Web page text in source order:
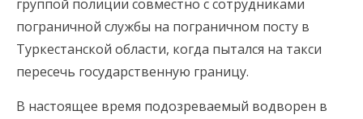
группой полиции совместно с сотрудниками
пограничной службы на пограничном посту в
Туркестанской области, когда пытался на такси
пересечь государственную границу.
В настоящее время подозреваемый водворен в